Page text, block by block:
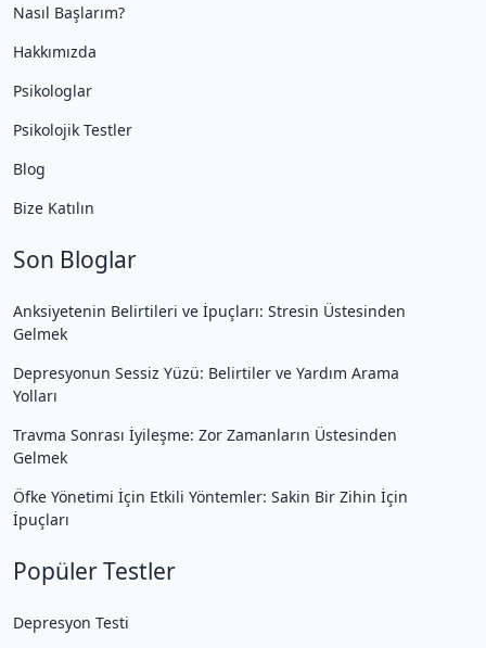
Nasıl Başlarım?
Hakkımızda
Psikologlar
Psikolojik Testler
Blog
Bize Katılın
Son Bloglar
Anksiyetenin Belirtileri ve İpuçları: Stresin Üstesinden
Gelmek
Depresyonun Sessiz Yüzü: Belirtiler ve Yardım Arama
Yolları
Travma Sonrası İyileşme: Zor Zamanların Üstesinden
Gelmek
Öfke Yönetimi İçin Etkili Yöntemler: Sakin Bir Zihin İçin
İpuçları
Popüler Testler
Depresyon Testi